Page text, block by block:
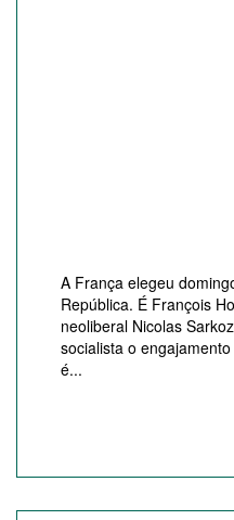
A França elegeu
República. É François
neoliberal Nicolas
socialista o
é...